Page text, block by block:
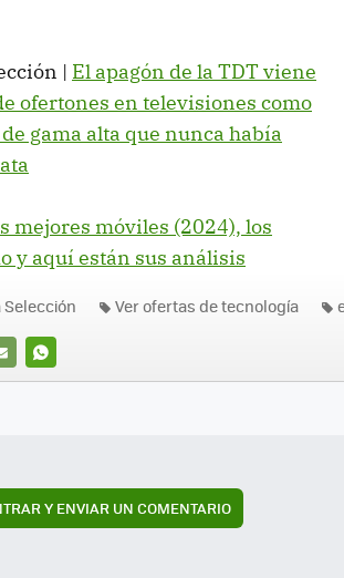
| El apagón de la TDT viene
ofertones en televisiones como
gama alta que nunca había
mejores móviles (2024), los
y aquí están sus análisis
WHATSAPP
Selección Ver ofertas de tecnología
Y ENVIAR UN COMENTARIO